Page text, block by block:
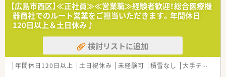
＜設備も充実＞
■監査システムなどの調剤設備も導入しており、
リスクマネジメントも徹底しています。
機械化を進める事により、効率よいお仕事が可能となります。
＜業務内容＞
■皮膚科の処方箋を主に応需しています。
【広島市西区】≪正社員≫≪営業職≫経験者歓迎！総合医療機
器商社でのルート営業をご担当いただきます。年間休日
120日以上＆土日休み♪
検討リストに追加
年間休日120日以上 土日祝休み 未経験可 積雪なし 大手チェーン以外